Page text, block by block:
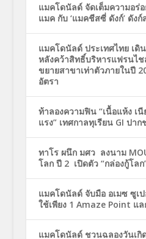
แมคโดนัลด์ จัดเต็มความอร่
แมค กับ ‘แมคชีสซี่ ดังก์’ ดัง
แมคโดนัลด์ ประเทศไทย เดิ
หลังคว้าสิทธิ์บริหารแฟรนไ
ขยายสาขาเท่าตัวภายในปี
อัตรา
ท้าลองความฟิน “เนื้อแห้ง
แรง” เทศกาลทุเรียน GI ปา
ทาโร ผนึก มศว ลงนาม
โลก ปี 2 เปิดตัว “กล่องกู้โล
แมคโดนัลด์ จับมือ อเมซ ซูเ
ใช้เพียง 1 Amaze Point แ
แมคโดนัลด์ ชวนฉลองวันเกิ